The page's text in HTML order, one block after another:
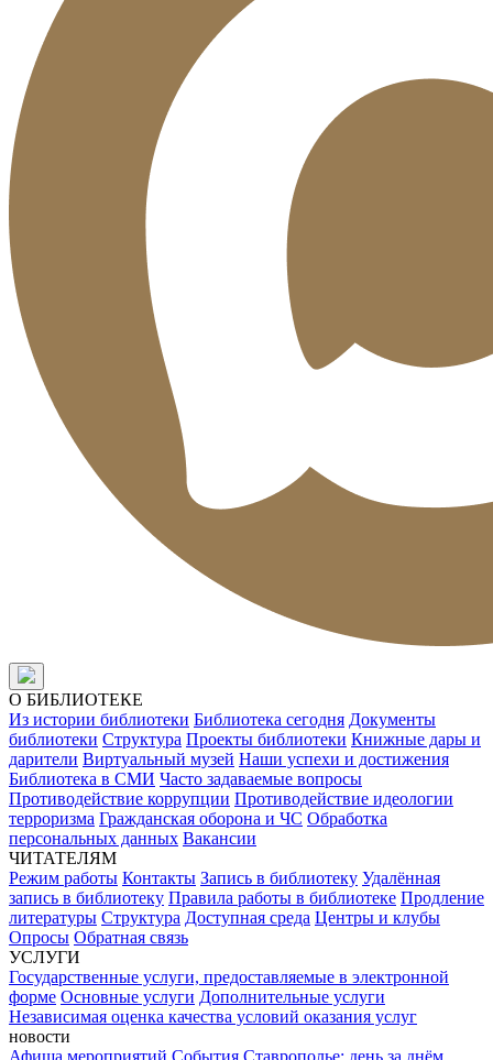
О БИБЛИОТЕКЕ
Из истории библиотеки Библиотека сегодня Документы
библиотеки Структура Проекты библиотеки Книжные дары и
дарители Виртуальный музей Наши успехи и достижения
Библиотека в СМИ Часто задаваемые вопросы
Противодействие коррупции Противодействие идеологии
терроризма Гражданская оборона и ЧС Обработка
персональных данных Вакансии
ЧИТАТЕЛЯМ
Режим работы Контакты Запись в библиотеку Удалённая
запись в библиотеку Правила работы в библиотеке Продление
литературы Структура Доступная среда Центры и клубы
Опросы Обратная связь
УСЛУГИ
Государственные услуги, предоставляемые в электронной
форме Основные услуги Дополнительные услуги
Независимая оценка качества условий оказания услуг
новости
Афиша мероприятий События Ставрополье: день за днём